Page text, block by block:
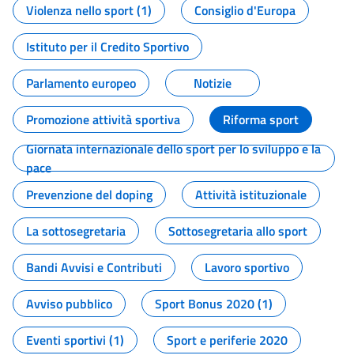
Violenza nello sport (1)
Consiglio d'Europa
Istituto per il Credito Sportivo
Parlamento europeo
Notizie
Promozione attività sportiva
Riforma sport
Giornata internazionale dello sport per lo sviluppo e la
pace
Prevenzione del doping
Attività istituzionale
La sottosegretaria
Sottosegretaria allo sport
Bandi Avvisi e Contributi
Lavoro sportivo
Avviso pubblico
Sport Bonus 2020 (1)
Eventi sportivi (1)
Sport e periferie 2020